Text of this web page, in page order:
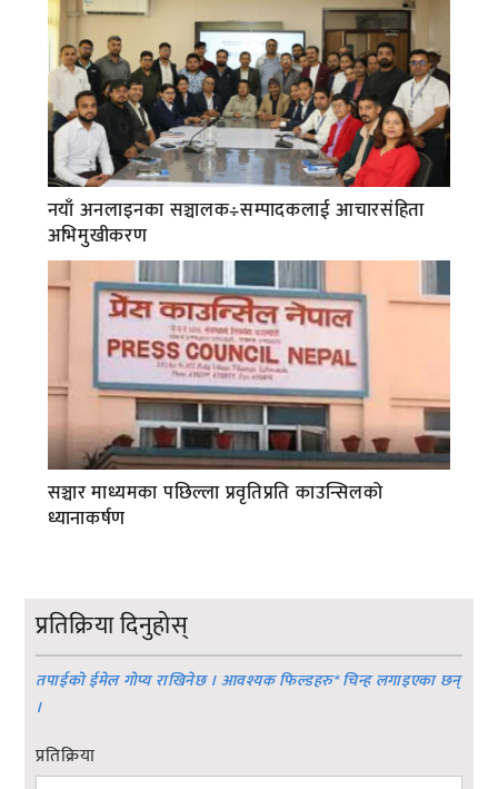
नयाँ अनलाइनका सञ्चालक÷सम्पादकलाई आचारसंहिता
अभिमुखीकरण
सञ्चार माध्यमका पछिल्ला प्रवृतिप्रति काउन्सिलको
ध्यानाकर्षण
प्रतिक्रिया दिनुहोस्
तपाईको ईमेल गोप्य राखिनेछ । आवश्यक फिल्डहरु*चिन्ह लगाइएका छन्
।
प्रतिक्रिया